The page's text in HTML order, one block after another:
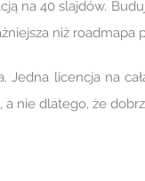
na 40 slajdów.
niż roadmapa
Jedna licencja na
a nie dlatego, że